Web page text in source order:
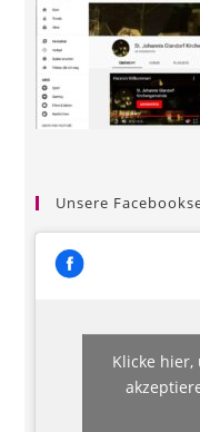
Unsere
Klicke hier,